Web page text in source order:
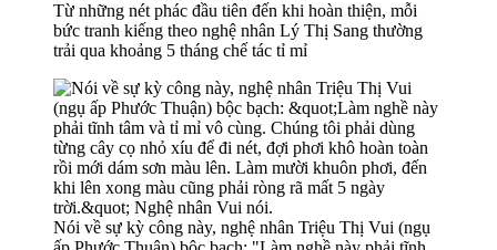
Từ những nét phác đầu tiên đến khi hoàn thiện, mỗi
bức tranh kiếng theo nghệ nhân Lý Thị Sang thường
trải qua khoảng 5 tháng chế tác tỉ mỉ
Nói về sự kỳ công này, nghệ nhân Triệu Thị Vui (ngụ